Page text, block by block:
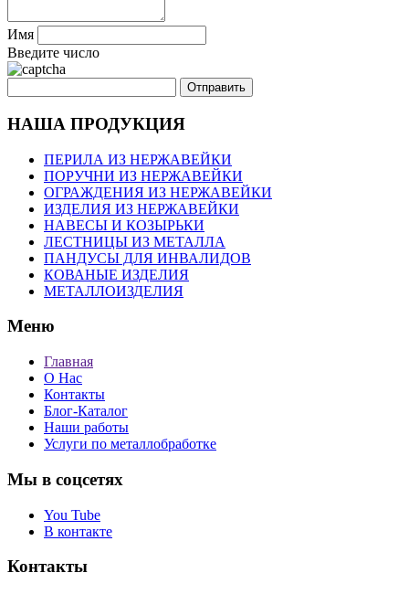
Имя
Введите число
НАША ПРОДУКЦИЯ
ПЕРИЛА ИЗ НЕРЖАВЕЙКИ
ПОРУЧНИ ИЗ НЕРЖАВЕЙКИ
ОГРАЖДЕНИЯ ИЗ НЕРЖАВЕЙКИ
ИЗДЕЛИЯ ИЗ НЕРЖАВЕЙКИ
НАВЕСЫ И КОЗЫРЬКИ
ЛЕСТНИЦЫ ИЗ МЕТАЛЛА
ПАНДУСЫ ДЛЯ ИНВАЛИДОВ
КОВАНЫЕ ИЗДЕЛИЯ
МЕТАЛЛОИЗДЕЛИЯ
Меню
Главная
О Нас
Контакты
Блог-Каталог
Наши работы
Услуги по металлобработке
Мы в соцсетях
You Tube
В контакте
Контакты